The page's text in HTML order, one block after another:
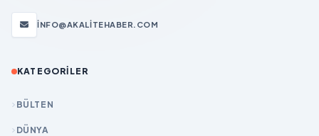
INFO@AKALITEHABER.COM
KATEGORILER
BÜLTEN
DÜNYA